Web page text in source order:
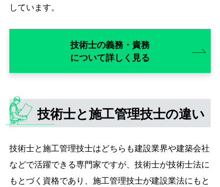
しています。
技術士の義務・責務
について詳しく見る
技術士と施工管理技士の違い
技術士と施工管理技士はどちらも建設業界や建築会社
などで活躍できる専門家ですが、技術士が技術士法に
もとづく資格であり、施工管理技士が建設業法にもと